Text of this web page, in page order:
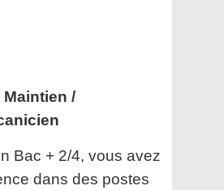
/
Bac + 2/4, vous avez
dans des postes